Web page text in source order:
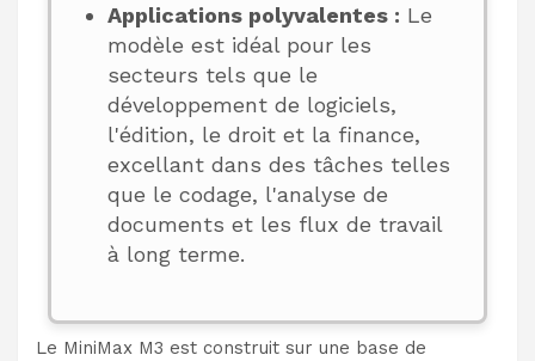
Applications polyvalentes : Le
modèle est idéal pour les
secteurs tels que le
développement de logiciels,
l'édition, le droit et la finance,
excellant dans des tâches telles
que le codage, l'analyse de
documents et les flux de travail
à long terme.
Le MiniMax M3 est construit sur une base de